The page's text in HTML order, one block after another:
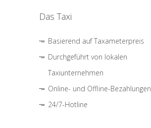
Das Taxi
Basierend auf Taxameterpreis
Durchgeführt von lokalen
Taxiunternehmen
Online- und Offline-Bezahlungen
24/7-Hotline